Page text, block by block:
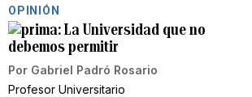
OPINIÓN
La Universidad que no
debemos permitir
Por Gabriel Padró Rosario
Profesor Universitario